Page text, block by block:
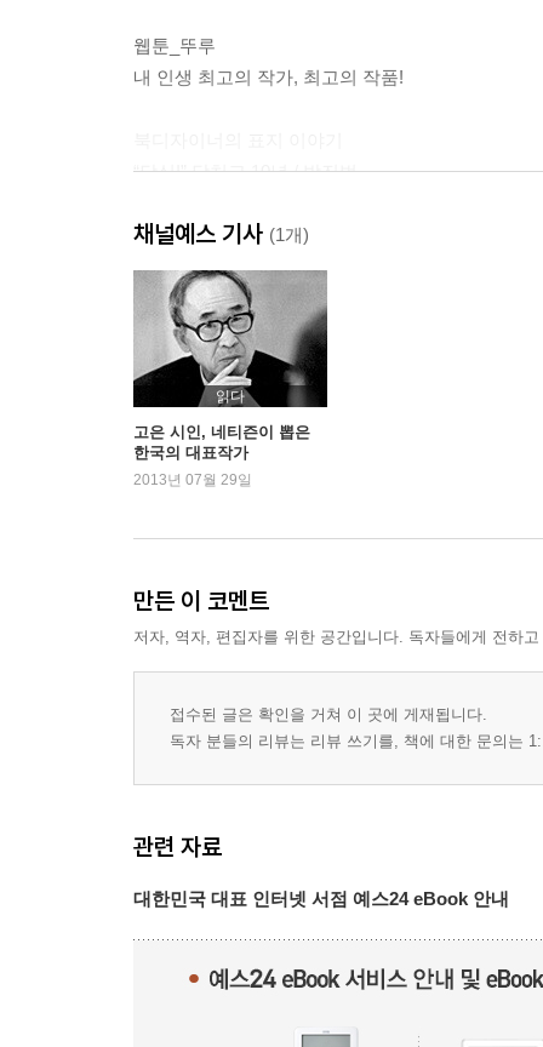
웹툰_뚜루
내 인생 최고의 작가, 최고의 작품!
“닥십!” 닥치고 10년 / 박진범
나의 장르문학史
김홍민(북스피어 대표)
작가가 사랑한 음악
비밀의 문이 열린다 / 김중혁
소설가와 음악 / 정혜윤
간절해서 다시 들렸다 / 이민희
(썸머 나잇) 비어 뮤직 / 최민석
웹툰 난다
시_최정례 시집 〈캥거루는 캥거루고 나는 나인데
여행, 그 가장 소중했던 시간들
지구의 오래된 미래, 갈라파고스 / 김남희
어쩌면 그건, 사람 / 강세형
몽골, 우주 바깥으로 나갔던 그 곳 / 김소연
채널예스 기사 (1개)
읽다
고은 시인, 네티즌이 뽑은
한국의 대표작가
2013년 07월 29일
만든 이 코멘트
저자, 역자, 편집자를 위한 공간입니다. 독자들에게 전하
접수된 글은 확인을 거쳐 이 곳에 게재됩니다.
독자 분들의 리뷰는 리뷰 쓰기를, 책에 대한 문의는
관련 자료
대한민국 대표 인터넷 서점 예스24 eBook 안내